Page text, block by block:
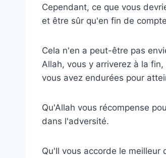
Cependant, ce que vous
et être sûr qu'en fin de
Cela n'en a peut-être pas
Allah, vous y arriverez à la
vous avez endurées pour
Qu'Allah vous récompense
dans l'adversité.
Qu'Il vous accorde le